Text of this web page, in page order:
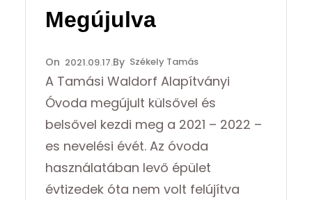
Megújulva
2021.09.17. Székely Tamás
A Tamási Waldorf Alapítványi
Óvoda megújult külsővel és
belsővel kezdi meg a 2021 – 2022 –
es nevelési évét. Az óvoda
használatában levő épület
évtizedek óta nem volt felújítva